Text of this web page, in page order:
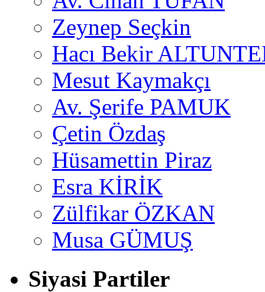
Zeynep Seçkin
Hacı Bekir
Mesut Kaymakçı
Av. Şerife PAMUK
Çetin Özdaş
Hüsamettin Piraz
Esra KİRİK
Zülfikar ÖZKAN
Musa GÜMUŞ
Siyasi Partiler